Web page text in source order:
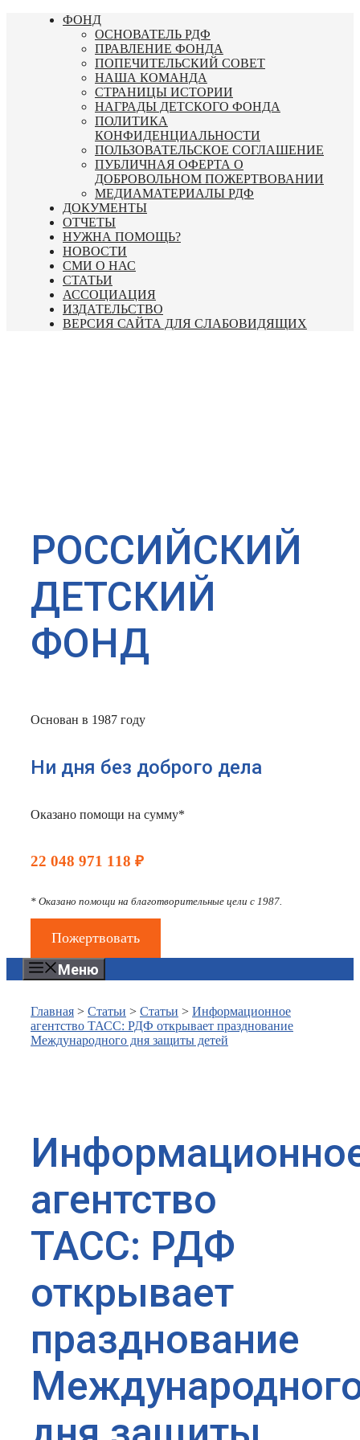
Перейти
ФОНД
ОСНОВАТЕЛЬ РДФ
ПРАВЛЕНИЕ ФОНДА
ПОПЕЧИТЕЛЬСКИЙ СОВЕТ
НАША КОМАНДА
СТРАНИЦЫ ИСТОРИИ
НАГРАДЫ ДЕТСКОГО ФОНДА
ПОЛИТИКА
КОНФИДЕНЦИАЛЬНОСТИ
ПОЛЬЗОВАТЕЛЬСКОЕ СОГЛАШЕНИЕ
ПУБЛИЧНАЯ ОФЕРТА О
ДОБРОВОЛЬНОМ ПОЖЕРТВОВАНИИ
МЕДИАМАТЕРИАЛЫ РДФ
ДОКУМЕНТЫ
ОТЧЕТЫ
НУЖНА ПОМОЩЬ?
НОВОСТИ
СМИ О НАС
СТАТЬИ
АССОЦИАЦИЯ
ИЗДАТЕЛЬСТВО
ВЕРСИЯ САЙТА ДЛЯ СЛАБОВИДЯЩИХ
РОССИЙСКИЙ
ДЕТСКИЙ
ФОНД
Основан в 1987 году
Ни дня без доброго дела
Оказано помощи на сумму*
22 048 971 118 ₽
* Оказано помощи на благотворительные цели с 1987.
Пожертвовать
Меню
Главная > Статьи > Статьи > Информационное
агентство ТАСС: РДФ открывает празднование
Международного дня защиты детей
агентство
ТАСС: РДФ
открывает
празднование